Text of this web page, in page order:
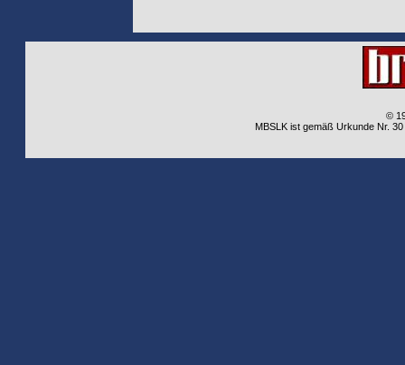
©
MBSLK ist gemäß Urkunde Nr.